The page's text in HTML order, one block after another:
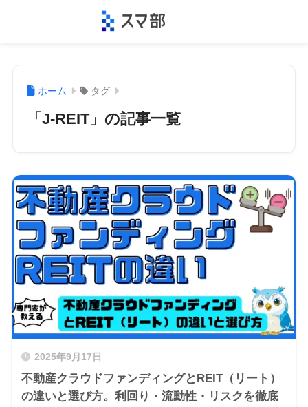
ホーム タグ
「J-REIT」の記事一覧
2025年9月17日
不動産クラウドファンディングとREIT（リート）
の違いと選び方。利回り・流動性・リスクを徹底